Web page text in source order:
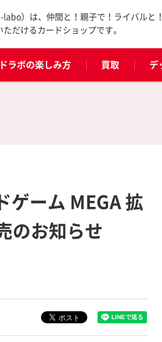
labo）は、仲間と！親子で！ライバルと
だけるカードショップです。
ラボの楽しみ方 買取 デ
ゲーム MEGA 拡
のお知らせ